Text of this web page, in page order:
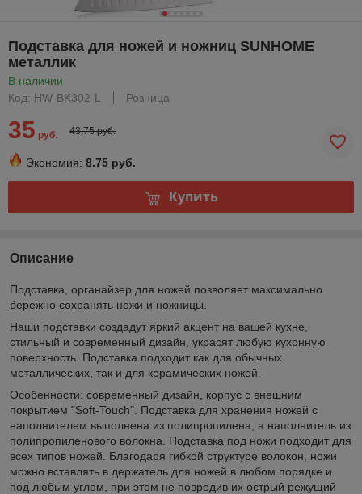
Подставка для ножей и ножниц SUNHOME
металлик
В наличии
Код: HW-BK302-L
Розница
35 руб. 43,75 руб.
Экономия: 8.75 руб.
Купить
Описание
Подставка, органайзер для ножей позволяет максимально
бережно сохранять ножи и ножницы.
Наши подставки создадут яркий акцент на вашей кухне,
стильный и современный дизайн, украсят любую кухонную
поверхность. Подставка подходит как для обычных
металлических, так и для керамических ножей.
Особенности: современный дизайн, корпус с внешним
покрытием "Soft-Touch". Подставка для хранения ножей с
наполнителем выполнена из полипропилена, а наполнитель из
полипропиленового волокна. Подставка под ножи подходит для
всех типов ножей. Благодаря гибкой структуре волокон, ножи
можно вставлять в держатель для ножей в любом порядке и
под любым углом, при этом не повредив их острый режущий